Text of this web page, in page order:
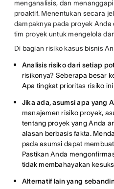
menganalisis, dan
proaktif. Menentukan secara
dampaknya pada proyek
tim proyek untuk mengelola
Di bagian risiko kasus bisnis
Analisis risiko dari setiap
risikonya? Seberapa besar
Apa tingkat prioritas risiko
Jika ada, asumsi apa yang
manajemen risiko proyek,
tentang proyek yang Anda
alasan berbasis fakta.
pada asumsi dapat
Pastikan Anda
tidak membahayakan
Alternatif lain yang